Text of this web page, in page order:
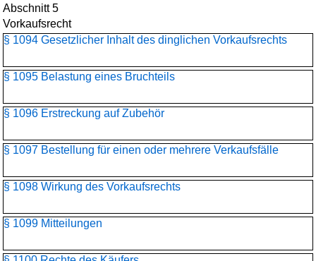
Abschnitt 5
Vorkaufsrecht
§ 1094 Gesetzlicher Inhalt des dinglichen Vorkaufsrechts
§ 1095 Belastung eines Bruchteils
§ 1096 Erstreckung auf Zubehör
§ 1097 Bestellung für einen oder mehrere Verkaufsfälle
§ 1098 Wirkung des Vorkaufsrechts
§ 1099 Mitteilungen